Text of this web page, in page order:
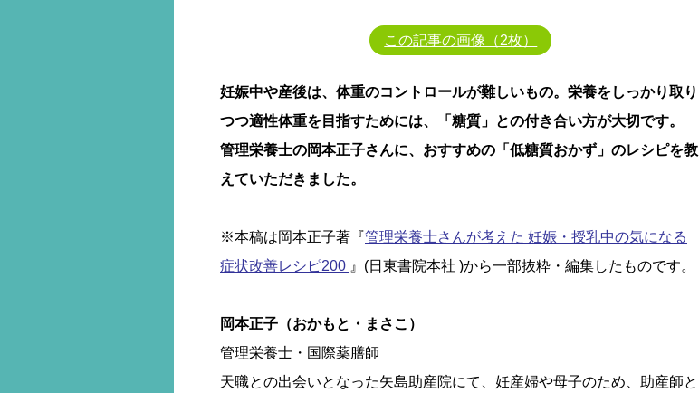
この記事の画像（2枚）
妊娠中や産後は、体重のコントロールが難しいもの。栄養をしっかり取り
つつ適性体重を目指すためには、「糖質」との付き合い方が大切です。
管理栄養士の岡本正子さんに、おすすめの「低糖質おかず」のレシピを教
えていただきました。
※本稿は岡本正子著『管理栄養士さんが考えた 妊娠・授乳中の気になる
症状改善レシピ200 』(日東書院本社 )から一部抜粋・編集したものです。
岡本正子（おかもと・まさこ）
管理栄養士・国際薬膳師
天職との出会いとなった矢島助産院にて、妊産婦や母子のため、助産師と